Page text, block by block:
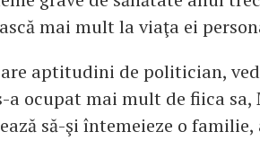
mai mult la viaţa ei
are aptitudini de politician,
ocupat mai mult de fiica sa,
să-şi întemeieze o